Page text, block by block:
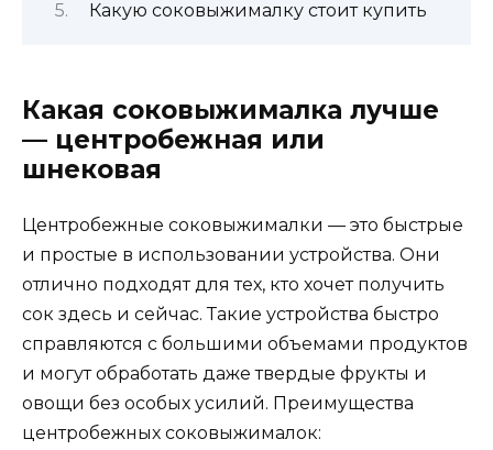
Какую соковыжималку стоит купить
Какая соковыжималка лучше
— центробежная или
шнековая
Центробежные соковыжималки — это быстрые
и простые в использовании устройства. Они
отлично подходят для тех, кто хочет получить
сок здесь и сейчас. Такие устройства быстро
справляются с большими объемами продуктов
и могут обработать даже твердые фрукты и
овощи без особых усилий. Преимущества
центробежных соковыжималок: